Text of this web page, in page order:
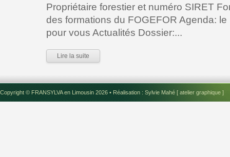
Propriétaire forestier et numéro SIRET
des formations du FOGEFOR Agenda:
pour vous Actualités Dossier:...
Lire la suite
Copyright © FRANSYLVA en Limousin 2026 • Réalisation : Sylvie Mahé [ atelier graphique ]